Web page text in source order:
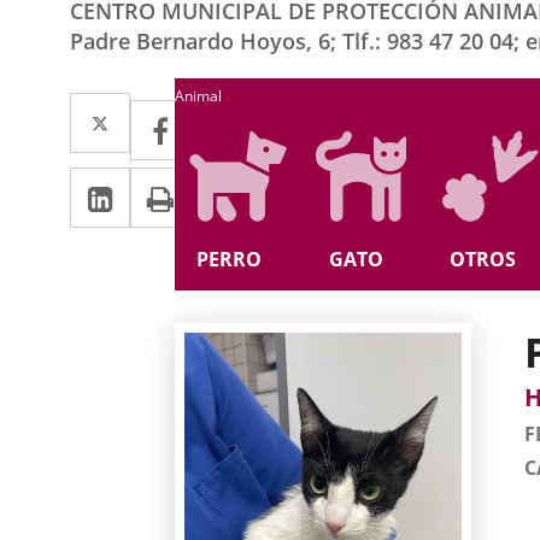
CENTRO MUNICIPAL DE PROTECCIÓN
Padre Bernardo Hoyos, 6; Tlf.: 983 47 20 04;
Twitter
Enlace
a
una
aplicación
externa.
a
una
aplicación
externa.
LinkedIn
Enlace
a
externa.
Imprimir
Búsqueda
Animal
PERRO GATO OTROS